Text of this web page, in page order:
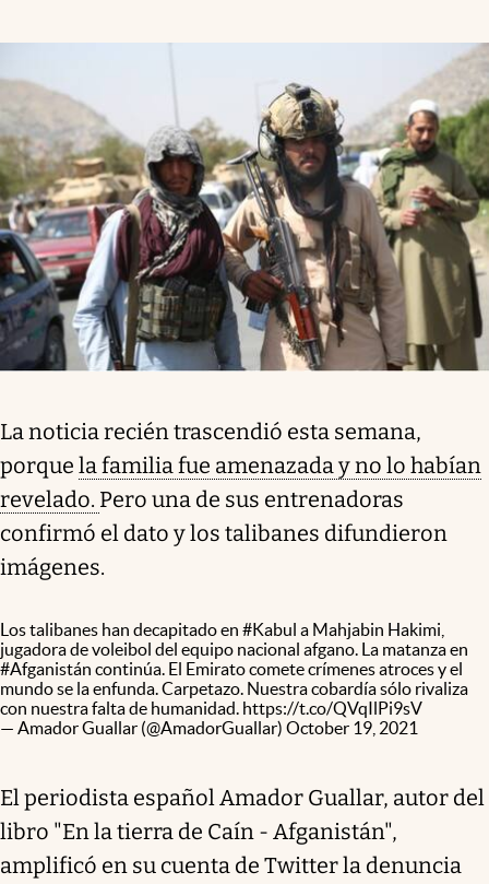
La noticia recién trascendió esta semana,
porque la familia fue amenazada y no lo habían
revelado. Pero una de sus entrenadoras
confirmó el dato y los talibanes difundieron
imágenes.
Los talibanes han decapitado en #Kabul a Mahjabin Hakimi,
jugadora de voleibol del equipo nacional afgano. La matanza en
#Afganistán continúa. El Emirato comete crímenes atroces y el
mundo se la enfunda. Carpetazo. Nuestra cobardía sólo rivaliza
con nuestra falta de humanidad. https://t.co/QVqIlPi9sV
— Amador Guallar (@AmadorGuallar) October 19, 2021
El periodista español Amador Guallar, autor del
libro "En la tierra de Caín - Afganistán",
amplificó en su cuenta de Twitter la denuncia